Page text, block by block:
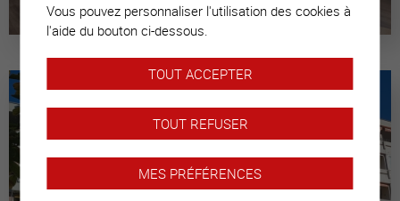
Vous pouvez personnaliser l'utilisation des cookies à
l'aide du bouton ci-dessous.
TOUT ACCEPTER
TOUT REFUSER
MES PRÉFÉRENCES